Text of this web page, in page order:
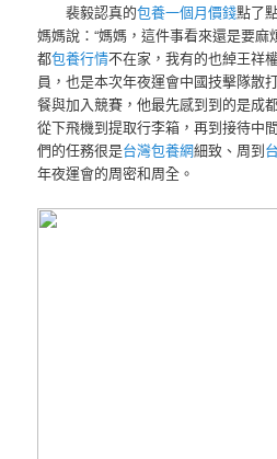
裴毅認真的包養一個月價錢點了
媽媽說：“媽媽，這件事看來還是要
都包養行情不在家，我有的也綽王祥
員，也是本次年夜運會中國技擊隊散
餐與加入競賽，他最先感到到的是成
從下飛機到提取行李箱，再到接待中
們的任務很是台灣包養網細致、周到
年夜運會的周密和周全。